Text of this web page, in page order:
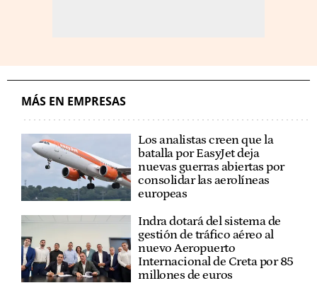
MÁS EN EMPRESAS
Los analistas creen que la
batalla por EasyJet deja
nuevas guerras abiertas por
consolidar las aerolíneas
europeas
Indra dotará del sistema de
gestión de tráfico aéreo al
nuevo Aeropuerto
Internacional de Creta por 85
millones de euros